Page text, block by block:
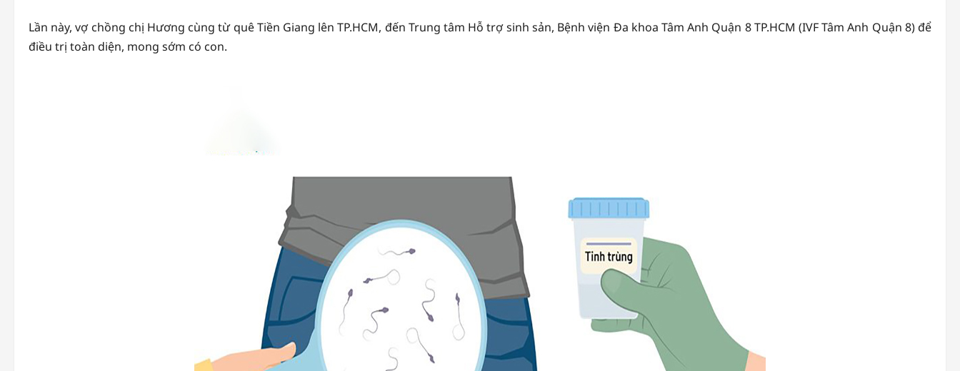
Lần này, vợ chồng chị Hương cùng từ quê Tiền Giang lên TP.HCM, đến Trung tâm Hỗ trợ sinh sản, Bệnh viện Đa khoa Tâm Anh Quận 8 TP.HCM (IVF Tâm Anh Quận 8) để
điều trị toàn diện, mong sớm có con.